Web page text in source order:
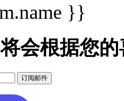
}}
会根据您
订阅邮件